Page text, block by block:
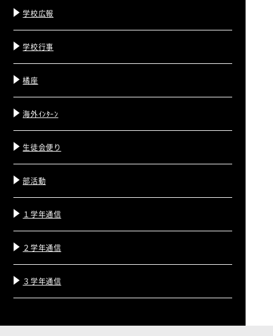
学校広報
学校行事
橘座
海外ｲﾝﾀｰﾝ
生徒会便り
部活動
１学年通信
２学年通信
３学年通信